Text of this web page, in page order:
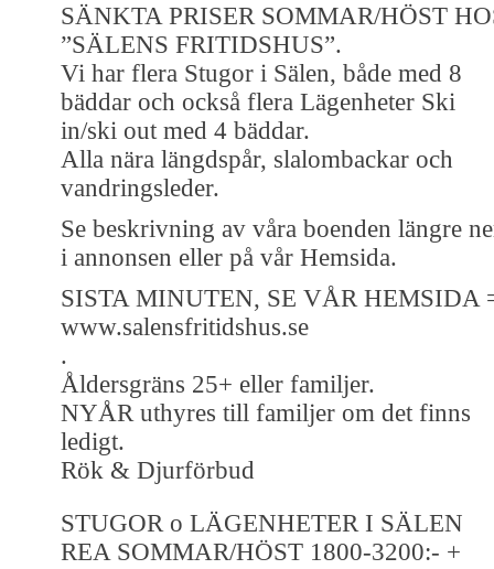
SÄNKTA PRISER SOMMAR/HÖST
”SÄLENS FRITIDSHUS”.
Vi har flera Stugor i Sälen, både med 8
bäddar och också flera Lägenheter Ski
in/ski out med 4 bäddar.
Alla nära längdspår, slalombackar och
vandringsleder.
Se beskrivning av våra boenden längre
i annonsen eller på vår Hemsida.
SISTA MINUTEN, SE VÅR HEMSIDA
www.salensfritidshus.se
.
Åldersgräns 25+ eller familjer.
NYÅR uthyres till familjer om det finns
ledigt.
Rök & Djurförbud
STUGOR o LÄGENHETER I SÄLEN
REA SOMMAR/HÖST 1800-3200:- +